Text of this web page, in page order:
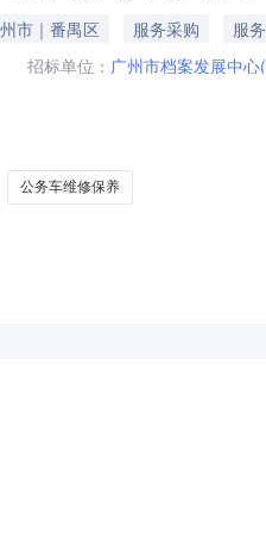
市｜番禺区 服务采购
服务
招标单位： 广州市档案发展中
公务车维修保养